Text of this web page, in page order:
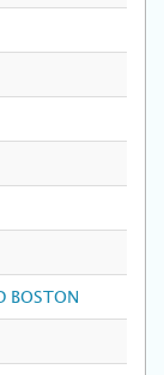
BOSTON